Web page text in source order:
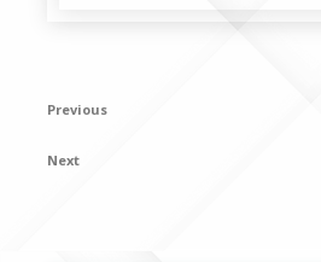
Post
Previous
Previous
Next
Next